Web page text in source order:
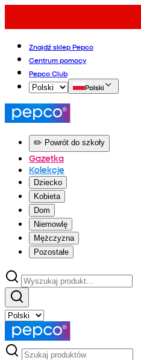
Znajdź sklep Pepco
Centrum pomocy
Pepco Club
Polski
✏️ Powrót do szkoły
Gazetka
Kolekcje
Dziecko
Kobieta
Dom
Niemowlę
Mężczyzna
Pozostałe